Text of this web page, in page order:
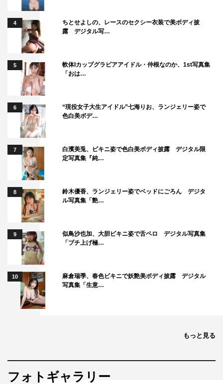
4
ちとせよしの、レースのセクシー衣装で美ボディ披
露 デジタル写…
5
軟体Iカップグラビアアイドル・仲根なのか、1st写真集
「おは…
6
“現役女子大生アイドル”七海りお、ランジェリー姿で
色白美ボデ…
7
白濱美兎、ビキニ姿で色白美ボディ披露 デジタル限
定写真集『純…
8
鈴木優香、ランジェリー姿でベッドにごろん デジタ
ル写真集「艶…
9
似鳥沙也加、大胆ビキニ姿で舌ペロ デジタル写真集
「ブチ上げ極…
10
麻倉瑞季、春色ビキニで妖艶美ボディ披露 デジタル
写真集「生意…
もっと見る
フォトギャラリー